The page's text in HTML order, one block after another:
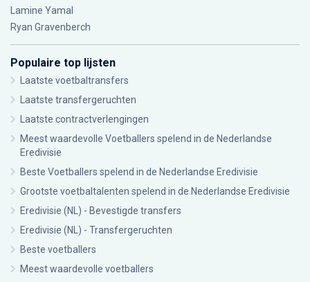
Lamine Yamal
Ryan Gravenberch
Populaire top lijsten
Laatste voetbaltransfers
Laatste transfergeruchten
Laatste contractverlengingen
Meest waardevolle Voetballers spelend in de Nederlandse
Eredivisie
Beste Voetballers spelend in de Nederlandse Eredivisie
Grootste voetbaltalenten spelend in de Nederlandse Eredivisie
Eredivisie (NL) - Bevestigde transfers
Eredivisie (NL) - Transfergeruchten
Beste voetballers
Meest waardevolle voetballers